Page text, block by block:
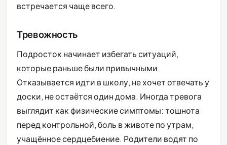
встречается чаще всего.
Тревожность
Подросток начинает избегать ситуаций,
которые раньше были привычными.
Отказывается идти в школу, не хочет отвечать у
доски, не остаётся один дома. Иногда тревога
выглядит как физические симптомы: тошнота
перед контрольной, боль в животе по утрам,
учащённое сердцебиение. Родители водят по